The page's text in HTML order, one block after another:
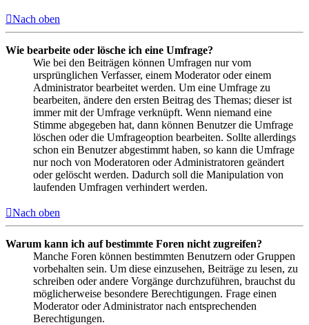
Nach oben
Wie bearbeite oder lösche ich eine Umfrage?
Wie bei den Beiträgen können Umfragen nur vom
ursprünglichen Verfasser, einem Moderator oder einem
Administrator bearbeitet werden. Um eine Umfrage zu
bearbeiten, ändere den ersten Beitrag des Themas; dieser ist
immer mit der Umfrage verknüpft. Wenn niemand eine
Stimme abgegeben hat, dann können Benutzer die Umfrage
löschen oder die Umfrageoption bearbeiten. Sollte allerdings
schon ein Benutzer abgestimmt haben, so kann die Umfrage
nur noch von Moderatoren oder Administratoren geändert
oder gelöscht werden. Dadurch soll die Manipulation von
laufenden Umfragen verhindert werden.
Nach oben
Warum kann ich auf bestimmte Foren nicht zugreifen?
Manche Foren können bestimmten Benutzern oder Gruppen
vorbehalten sein. Um diese einzusehen, Beiträge zu lesen, zu
schreiben oder andere Vorgänge durchzuführen, brauchst du
möglicherweise besondere Berechtigungen. Frage einen
Moderator oder Administrator nach entsprechenden
Berechtigungen.